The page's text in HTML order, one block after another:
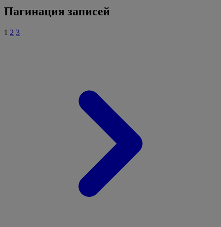
Пагинация записей
1 2 3